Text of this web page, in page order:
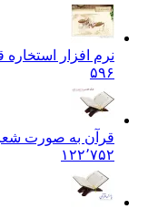
نرم افزار استخاره قرآن
قرآن به صورت شعر
۱۲۲٬۷۵۲